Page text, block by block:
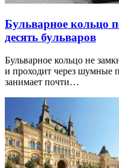
Бульварное кольцо
десять бульваров
Бульварное кольцо не
и проходит через
занимает почти…